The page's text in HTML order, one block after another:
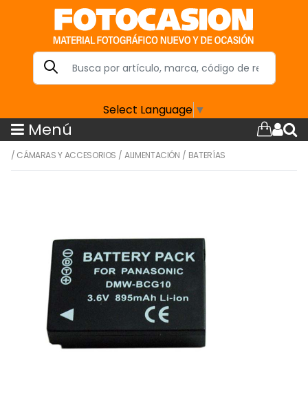
Select Language ▼
Menú
/ CÁMARAS Y ACCESORIOS /ALIMENTACIÓN / BATERÍAS